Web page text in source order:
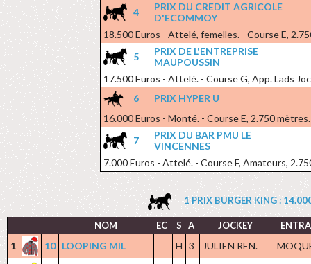
4
PRIX DU CREDIT AGRICOLE
D'ECOMMOY
18.500 Euros - Attelé, femelles. - Course E,
5
PRIX DE L'ENTREPRISE
MAUPOUSSIN
17.500 Euros - Attelé. - Course G, App. Lads
6
PRIX HYPER U
16.000 Euros - Monté. - Course E, 2.750 mètres.
7
PRIX DU BAR PMU LE
VINCENNES
7.000 Euros - Attelé. - Course F, Amateurs,
1 PRIX BURGER KING :
NOM EC S A JOCKEY
1 10 LOOPING MIL H 3 JULIEN REN.